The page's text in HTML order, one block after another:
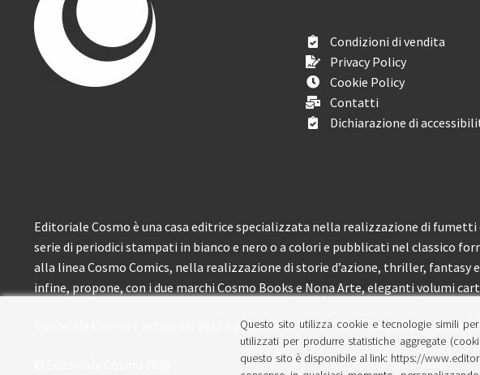
Condizioni di vendita
Privacy Policy
Cookie Policy
Contatti
Dichiarazione di
Editoriale Cosmo è una casa editrice specializzata nella realizzazione di
serie di periodici stampati in bianco e nero o a colori e pubblicati nel classico
alla linea Cosmo Comics, nella realizzazione di storie d’azione, thriller,
infine, propone, con i due marchi Cosmo Books e Nona Arte, eleganti volumi
Editoriale Cosmo è attiva dal 2012 e propone ai lettori circa 150 pubblicazioni
Questo sito utilizza cookie e tecnologie simili
utilizzati per produrre statistiche aggregate
questo sito è disponibile al link: https://